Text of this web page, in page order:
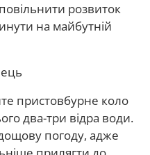
розвиток
на майбутній
пристовбурне коло
два-три відра води.
погоду, адже